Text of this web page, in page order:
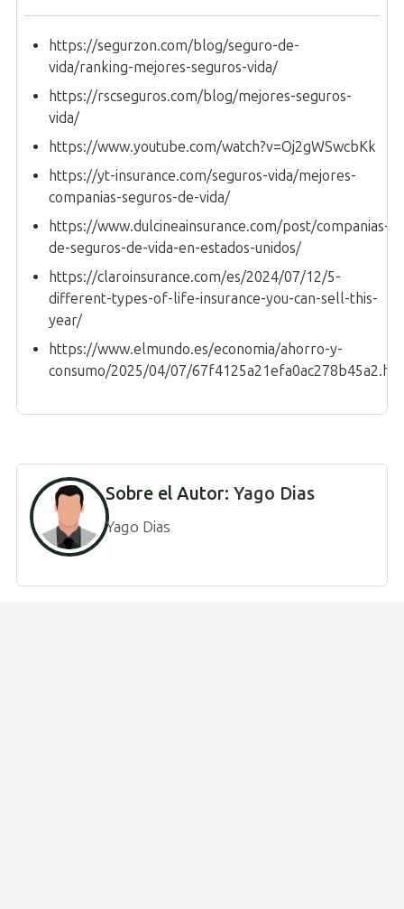
https://segurzon.com/blog/seguro-de-
vida/ranking-mejores-seguros-vida/
https://rscseguros.com/blog/mejores-seguros-
vida/
https://www.youtube.com/watch?v=Oj2gWSwcbKk
https://yt-insurance.com/seguros-vida/mejores-
companias-seguros-de-vida/
https://www.dulcineainsurance.com/post/companias-
de-seguros-de-vida-en-estados-unidos/
https://claroinsurance.com/es/2024/07/12/5-
different-types-of-life-insurance-you-can-sell-this-
year/
https://www.elmundo.es/economia/ahorro-y-
consumo/2025/04/07/
Sobre el Autor: Yago Dias
Yago Dias